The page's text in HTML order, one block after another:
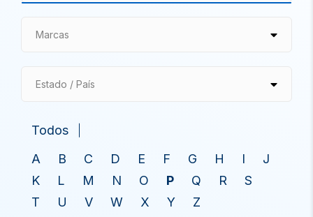
Marcas
Estado / País
Todos
A
B C D E F G H I
J
K
L M N O P Q R
S
T
U V W X Y Z